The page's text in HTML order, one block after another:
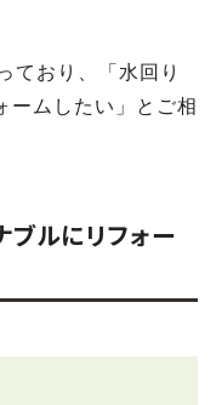
ており、「水回り
ームしたい」とご相
ルにリフォー